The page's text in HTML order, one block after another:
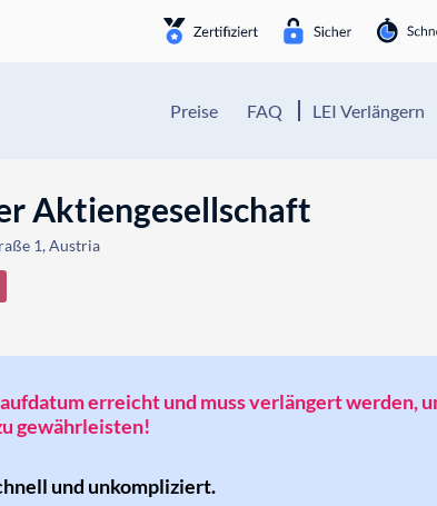
Preise FAQ LEI Verlängern
Aktiengesellschaft
1, Austria
erreicht und muss verlängert werden,
gewährleisten!
und unkompliziert.